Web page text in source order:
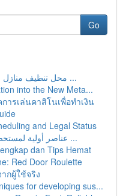
Go
محل تنظيف منازل بالرياض: دليل شامل شامل ...
into the New Meta...
ารเล่นคาสิโนเพื่อทำเงิน
and Legal Status
عناصر أولية لمستحضرات العناية بالبشرة : دليل ...
dan Tips Hemat
Red Door Roulette
กผู้ใช้จริง
for developing sus...